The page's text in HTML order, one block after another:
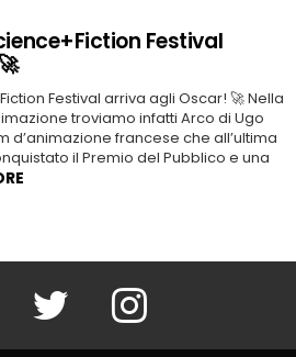
Festival
Festival arriva agli Oscar! 🚀 Nella
troviamo infatti Arco di Ugo
d’animazione francese che all’ultima
il Premio del Pubblico e una
Twitter Instagram